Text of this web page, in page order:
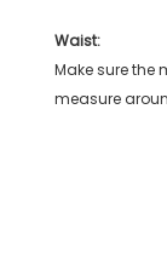
Waist:
Make sure the
measure